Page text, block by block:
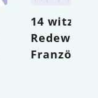
14 witzige